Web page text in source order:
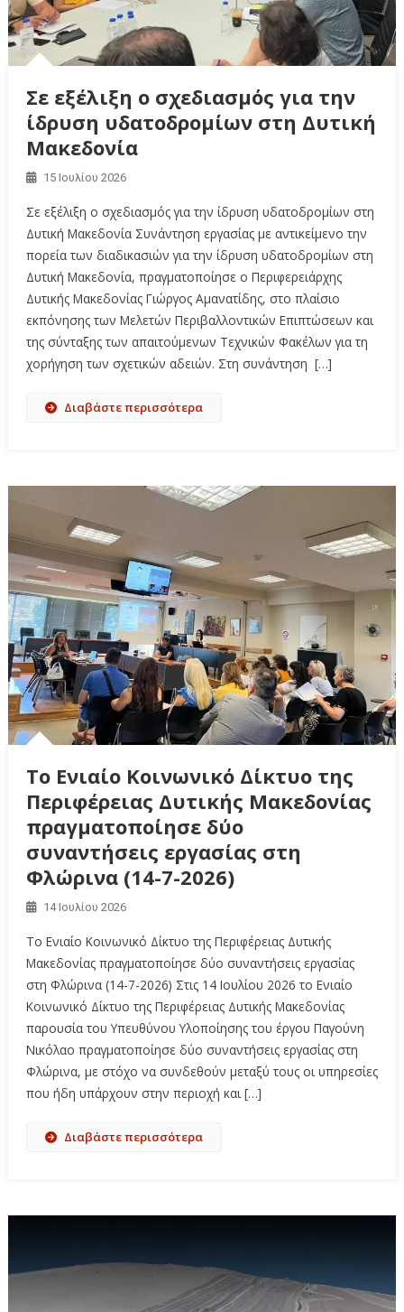
Σε εξέλιξη ο σχεδιασμός για την
ίδρυση υδατοδρομίων στη Δυτική
Μακεδονία
15 Ιουλίου 2026
Σε εξέλιξη ο σχεδιασμός για την ίδρυση υδατοδρομίων στη
Δυτική Μακεδονία Συνάντηση εργασίας με αντικείμενο την
πορεία των διαδικασιών για την ίδρυση υδατοδρομίων στη
Δυτική Μακεδονία, πραγματοποίησε ο Περιφερειάρχης
Δυτικής Μακεδονίας Γιώργος Αμανατίδης, στο πλαίσιο
εκπόνησης των Μελετών Περιβαλλοντικών Επιπτώσεων και
της σύνταξης των απαιτούμενων Τεχνικών Φακέλων για τη
χορήγηση των σχετικών αδειών. Στη συνάντηση […]
Διαβάστε περισσότερα
Το Ενιαίο Κοινωνικό Δίκτυο της
Περιφέρειας Δυτικής Μακεδονίας
πραγματοποίησε δύο
συναντήσεις εργασίας στη
Φλώρινα (14-7-2026)
14 Ιουλίου 2026
Το Ενιαίο Κοινωνικό Δίκτυο της Περιφέρειας Δυτικής
Μακεδονίας πραγματοποίησε δύο συναντήσεις εργασίας
στη Φλώρινα (14-7-2026) Στις 14 Ιουλίου 2026 το Ενιαίο
Κοινωνικό Δίκτυο της Περιφέρειας Δυτικής Μακεδονίας
παρουσία του Υπευθύνου Υλοποίησης του έργου Παγούνη
Νικόλαο πραγματοποίησε δύο συναντήσεις εργασίας στη
Φλώρινα, με στόχο να συνδεθούν μεταξύ τους οι υπηρεσίες
που ήδη υπάρχουν στην περιοχή και […]
Διαβάστε περισσότερα